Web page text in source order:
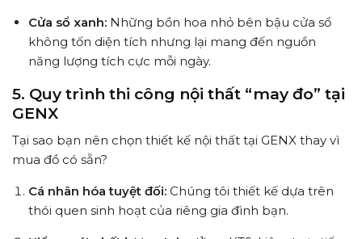
Cửa sổ xanh:Những bồn hoa nhỏ bên bậu cửa sổ
không tốn diện tích nhưng lại mang đến nguồn
năng lượng tích cực mỗi ngày.
5. Quy trình thi công nội thất “may đo” tại
GENX
Tại sao bạn nên chọn thiết kế nội thất tại GENX thay vì
mua đồ có sẵn?
Cá nhân hóa tuyệt đối:Chúng tôi thiết kế dựa trên
thói quen sinh hoạt của riêng gia đình bạn.